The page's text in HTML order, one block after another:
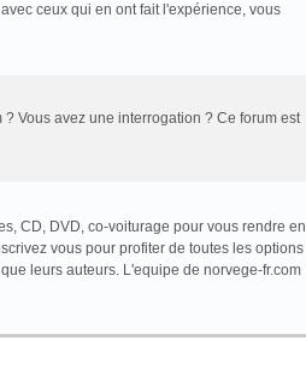
ceux qui en ont fait l'expérience, vous
Vous avez une interrogation ? Ce forum est
CD, DVD, co-voiturage pour vous rendre en
vous pour profiter de toutes les options
leurs auteurs. L'equipe de norvege-fr.com